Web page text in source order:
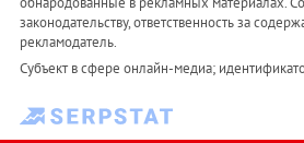
законодательству, ответственность за
рекламодатель.
Субъект в сфере онлайн-медиа;